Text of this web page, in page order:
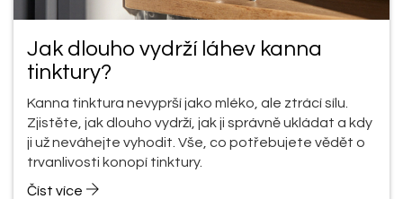
Jak dlouho vydrží láhev kanna
tinktury?
Kanna tinktura nevyprší jako mléko, ale ztrácí sílu.
Zjistěte, jak dlouho vydrží, jak ji správně ukládat a kdy
ji už neváhejte vyhodit. Vše, co potřebujete vědět o
trvanlivosti konopí tinktury.
Číst více